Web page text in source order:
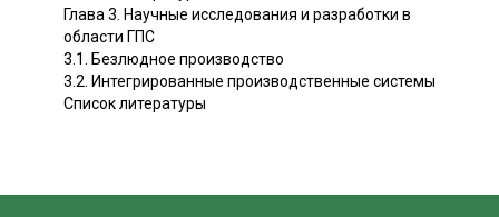
Глава 3. Научные исследования и разработки в
области ГПС
3.1. Безлюдное производство
3.2. Интегрированные производственные системы
Список литературы